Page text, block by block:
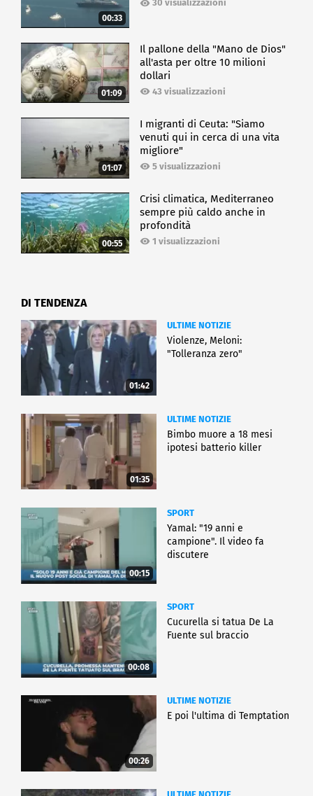
00:33
30 visualizzazioni
01:09
Il pallone della "Mano de Dios"
all'asta per oltre 10 milioni
dollari
43 visualizzazioni
01:07
I migranti di Ceuta: "Siamo
venuti qui in cerca di una vita
migliore"
5 visualizzazioni
00:55
Crisi climatica, Mediterraneo
sempre più caldo anche in
profondità
1 visualizzazioni
DI TENDENZA
01:42
ULTIME NOTIZIE
Violenze, Meloni:
"Tolleranza zero"
01:35
ULTIME NOTIZIE
Bimbo muore a 18 mesi
ipotesi batterio killer
00:15
SPORT
Yamal: "19 anni e
campione". Il video fa
discutere
00:08
SPORT
Cucurella si tatua De La
Fuente sul braccio
00:26
ULTIME NOTIZIE
E poi l'ultima di Temptation